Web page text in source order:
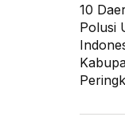
10
Polusi